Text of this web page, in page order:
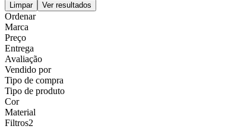
Limpar Ver resultados
Ordenar
Marca
Preço
Entrega
Avaliação
Vendido por
Tipo de compra
Tipo de produto
Cor
Material
Filtros2